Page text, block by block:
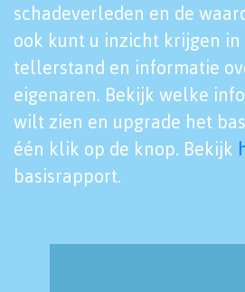
schadeverleden en de
ook kunt u inzicht krijgen
tellerstand en informatie
eigenaren. Bekijk welke
wilt zien en upgrade het
één klik op de knop. Bekijk
basisrapport.